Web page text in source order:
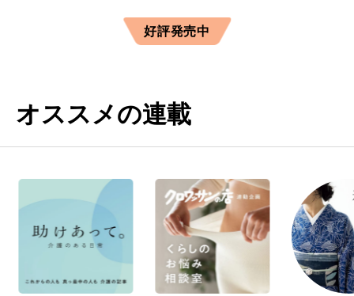
好評発売中
オススメの連載